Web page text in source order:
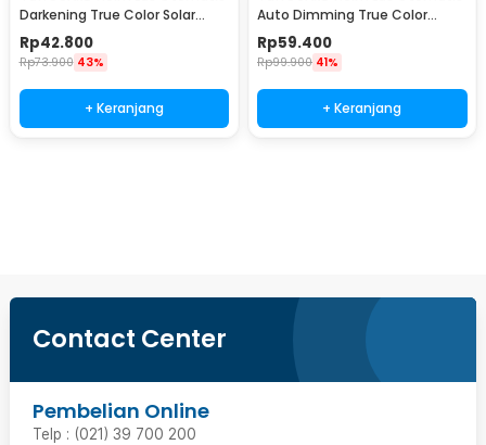
Darkening True Color Solar
Welding Mask - HJ28
Rp42.800
Rp73.900 43%
+ Keranjang
Auto Dimming True Color
Welding Mask LED - HF28
Rp59.400
Rp99.900 41%
+ Keranjang
Contact Center
Pembelian Online
Telp : (021) 39 700 200